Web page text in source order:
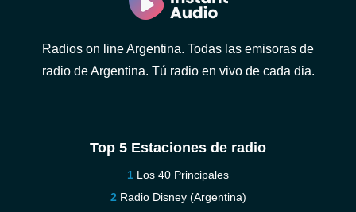
Radios on line Argentina. Todas las emisoras de
radio de Argentina. Tú radio en vivo de cada dia.
Top 5 Estaciones de radio
Los 40 Principales
Radio Disney (Argentina)